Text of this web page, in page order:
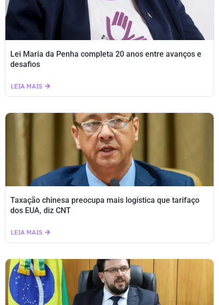
Lei Maria da Penha completa 20 anos entre avanços e
desafios
LEIA MAIS
Taxação chinesa preocupa mais logística que tarifaço
dos EUA, diz CNT
LEIA MAIS